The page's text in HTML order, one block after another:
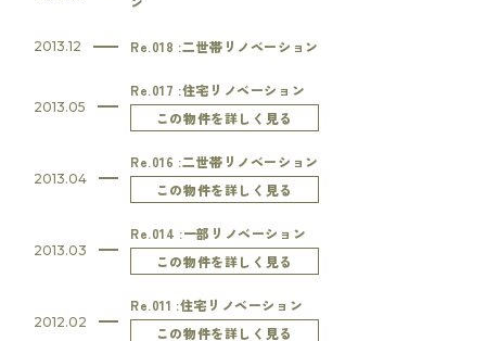
2013.12 Re.018 :二世帯リノベーション
2013.05
Re.017 :住宅リノベーション
この物件を詳しく見る
2013.04
Re.016 :二世帯リノベーション
この物件を詳しく見る
2013.03
Re.014 :一部リノベーション
この物件を詳しく見る
2012.02
Re.011 :住宅リノベーション
この物件を詳しく見る